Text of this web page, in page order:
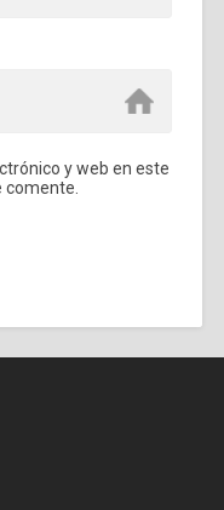
y web en este
comente.